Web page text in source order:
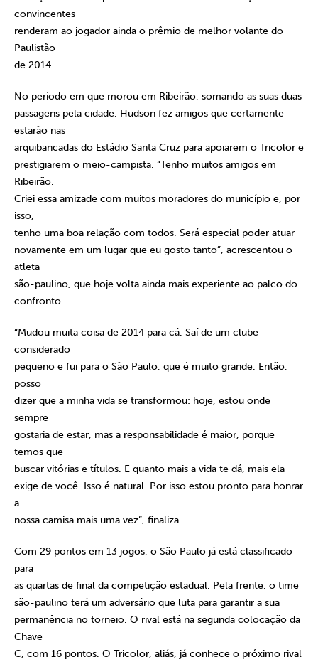
convincentes
renderam ao jogador ainda o prêmio de melhor volante do
Paulistão
de 2014.
No período em que morou em Ribeirão, somando as suas duas
passagens pela cidade, Hudson fez amigos que certamente
estarão nas
arquibancadas do Estádio Santa Cruz para apoiarem o Tricolor e
prestigiarem o meio-campista. “Tenho muitos amigos em
Ribeirão.
Criei essa amizade com muitos moradores do município e, por
isso,
tenho uma boa relação com todos. Será especial poder atuar
novamente em um lugar que eu gosto tanto”, acrescentou o
atleta
são-paulino, que hoje volta ainda mais experiente ao palco do
confronto.
“Mudou muita coisa de 2014 para cá. Saí de um clube
considerado
pequeno e fui para o São Paulo, que é muito grande. Então,
posso
dizer que a minha vida se transformou: hoje, estou onde
sempre
gostaria de estar, mas a responsabilidade é maior, porque
temos que
buscar vitórias e títulos. E quanto mais a vida te dá, mais ela
exige de você. Isso é natural. Por isso estou pronto para honrar
a
nossa camisa mais uma vez”, finaliza.
Com 29 pontos em 13 jogos, o São Paulo já está classificado
para
as quartas de final da competição estadual. Pela frente, o time
são-paulino terá um adversário que luta para garantir a sua
permanência no torneio. O rival está na segunda colocação da
Chave
C, com 16 pontos. O Tricolor, aliás, já conhece o próximo rival